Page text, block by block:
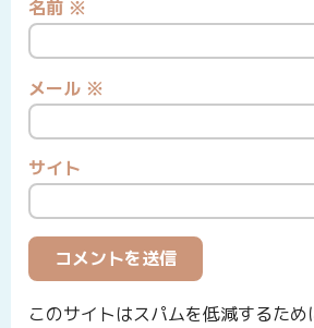
名前 ※
メール ※
サイト
このサイトはスパムを低減するた